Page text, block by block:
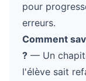
pour
erreurs.
Comment
? — Un
l'élève sait